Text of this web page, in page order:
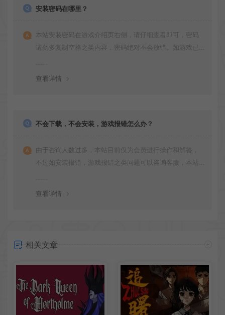
安装密码在哪里？
本站安装密码在游戏介绍页右侧，请仔细查看即可，密码
请勿多复制空格之类内容，密码绝对不会放错。如游戏已
查看详情
不会下载，不会安装，游戏报错怎么办？
由于咨询人数过多，本站目前仅为会员进行操作和解答，
不过如安装报错，游戏报错之类问题可以咨询客服，本站
查看详情
相关文章